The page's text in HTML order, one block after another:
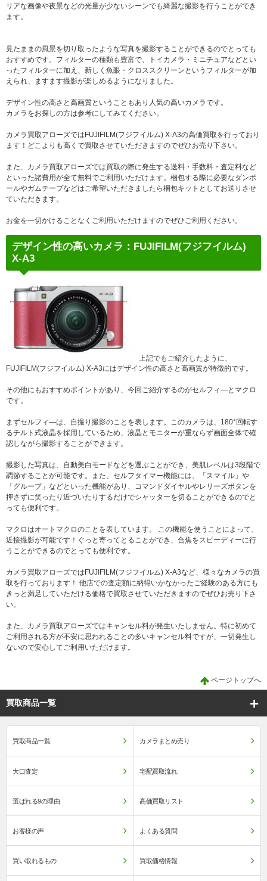
リアな画像や夜景などの光量が少ないシーンでも綺麗な撮影を行うことができ
ます。
見たままの風景を切り取ったような写真を撮影することができるのでとっても
おすすめです。フィルターの種類も豊富で、トイカメラ・ミニチュアなどとい
ったフィルターに加え、新しく魚眼・クロススクリーンというフィルターが加
えられ、ますます撮影が楽しめるようになりました。
デザイン性の高さと高画質ということもあり人気の高いカメラです。
カメラをお探しの方は参考にしてみてください。
カメラ買取アローズではFUJIFILM(フジフイルム) X-A3の高価買取を行っており
ます！どこよりも高くで買取させていただきますのでぜひお売り下さい。
また、カメラ買取アローズでは買取の際に発生する送料・手数料・査定料など
といった諸費用が全て無料でご利用いただけます。梱包する際に必要なダンボ
ールやガムテープなどはご希望いただきましたら梱包キットとしてお送りさせ
ていただきます。
お金を一切かけることなくご利用いただけますのでぜひご利用ください。
デザイン性の高いカメラ：FUJIFILM(フジフイルム)
X-A3
上記でもご紹介したように、
FUJIFILM(フジフイルム) X-A3にはデザイン性の高さと高画質が特徴的です。
その他にもおすすめポイントがあり、今回ご紹介するのがセルフィ―とマクロ
です。
まずセルフィ―は、自撮り撮影のことを表します。このカメラは、180°回転す
るチルト式液晶を採用しているため、液晶とモニターが重ならず画面全体で確
認しながら撮影することができます。
撮影した写真は、自動美白モードなどを選ぶことができ、美肌レベルは3段階で
調節することが可能です。また、セルフタイマー機能には、「スマイル」や
「グループ」などといった機能があり、コマンドダイヤルやレリーズボタンを
押さずに笑ったり近づいたりするだけでシャッターを切ることができるのでと
っても便利です。
マクロはオートマクロのことを表しています。 この機能を使うことによって、
近接撮影が可能です！ぐっと寄ってとることができ、合焦をスピーディーに行
うことができるのでとっても便利です。
カメラ買取アローズではFUJIFILM(フジフイルム) X-A3など、様々なカメラの買
取を行っております！ 他店での査定額に納得いかなかったご経験のある方にも
きっと満足していただける価格で買取させていただきますのでぜひお売り下さ
い。
また、カメラ買取アローズではキャンセル料が発生いたしません。特に初めて
ご利用される方が不安に思われることの多いキャンセル料ですが、一切発生し
ないので安心してご利用いただけます。
ページトップへ
買取商品一覧
買取商品一覧 カメラまとめ売り
大口査定 宅配買取流れ
選ばれる9の理由 高価買取リスト
お客様の声 よくある質問
買い取れるもの 買取価格情報